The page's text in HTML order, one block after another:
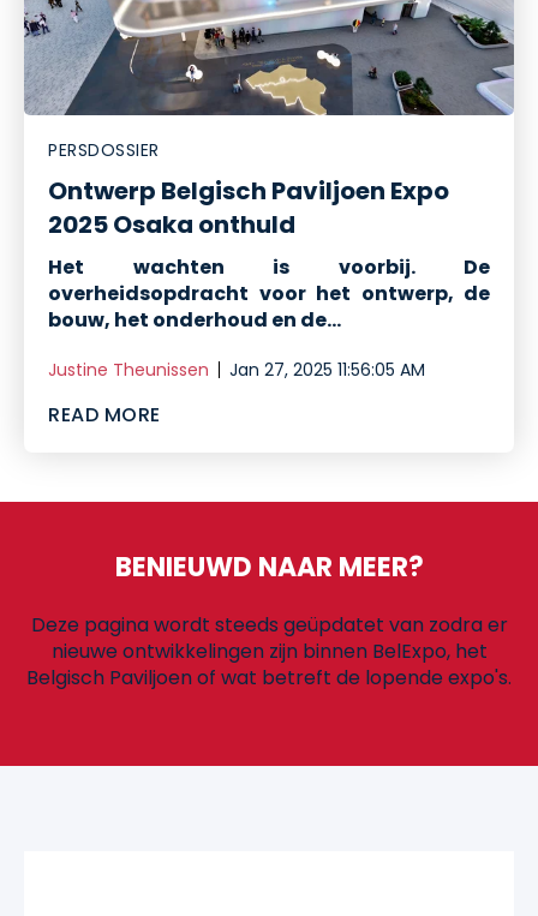
PERSDOSSIER
Ontwerp Belgisch Paviljoen Expo
2025 Osaka onthuld
Het wachten is voorbij. De
overheidsopdracht voor het ontwerp, de
bouw, het onderhoud en de...
Justine Theunissen Jan 27, 2025 11:56:05 AM
READ MORE
BENIEUWD NAAR MEER?
Deze pagina wordt steeds geüpdatet van zodra er
nieuwe ontwikkelingen zijn binnen BelExpo, het
Belgisch Paviljoen of wat betreft de lopende expo's.